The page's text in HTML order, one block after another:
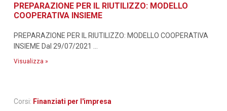
PREPARAZIONE PER IL RIUTILIZZO: MODELLO
COOPERATIVA INSIEME
PREPARAZIONE PER IL RIUTILIZZO: MODELLO COOPERATIVA
INSIEME Dal 29/07/2021 ...
Visualizza »
Corsi: Finanziati per l'impresa